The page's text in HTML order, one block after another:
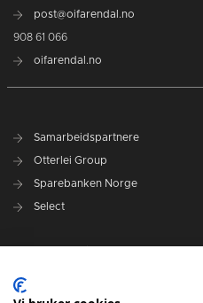
post@oifarendal.no
908 61 066
oifarendal.no
Samarbeidspartnere
Otterlei Group
Sparebanken Norge
Select
Spillerstall